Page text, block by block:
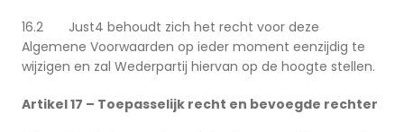
16.2 Just4 behoudt zich het recht voor deze
Algemene Voorwaarden op ieder moment eenzijdig te
wijzigen en zal Wederpartij hiervan op de hoogte stellen.
Artikel 17 – Toepasselijk recht en bevoegde rechter